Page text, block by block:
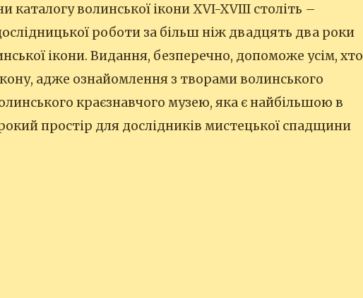
каталогу волинської ікони XVI-XVIІІ століть –
роботи за більш ніж двадцять два роки
ікони. Видання, безперечно, допоможе усім, хто
адже ознайомлення з творами волинського
краєзнавчого музею, яка є найбільшою в
простір для дослідників мистецької спадщини